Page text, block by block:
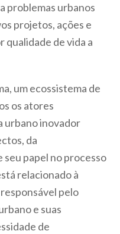
problemas urbanos
projetos, ações e
qualidade de vida a
um ecossistema de
os atores
urbano inovador
da
papel no processo
relacionado à
pelo
e suas
de